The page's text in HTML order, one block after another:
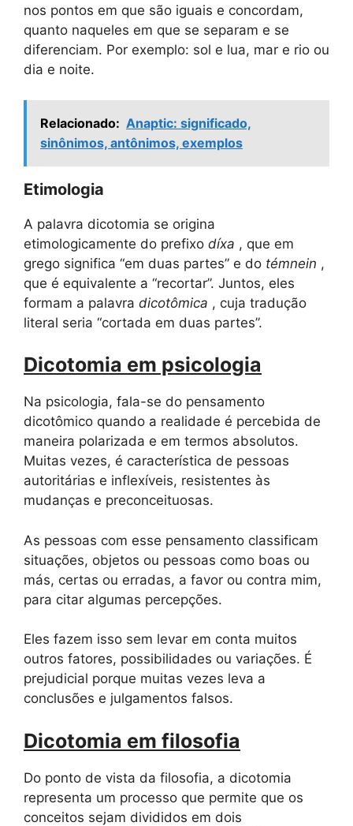
nos pontos em que são iguais e concordam,
quanto naqueles em que se separam e se
diferenciam. Por exemplo: sol e lua, mar e rio ou
dia e noite.
Relacionado: Anaptic: significado,
sinônimos, antônimos, exemplos
Etimologia
A palavra dicotomia se origina
etimologicamente do prefixo díxa , que em
grego significa “em duas partes” e do témnein ,
que é equivalente a “recortar”. Juntos, eles
formam a palavra dicotômica , cuja tradução
literal seria “cortada em duas partes”.
Dicotomia em psicologia
Na psicologia, fala-se do pensamento
dicotômico quando a realidade é percebida de
maneira polarizada e em termos absolutos.
Muitas vezes, é característica de pessoas
autoritárias e inflexíveis, resistentes às
mudanças e preconceituosas.
As pessoas com esse pensamento classificam
situações, objetos ou pessoas como boas ou
más, certas ou erradas, a favor ou contra mim,
para citar algumas percepções.
Eles fazem isso sem levar em conta muitos
outros fatores, possibilidades ou variações. É
prejudicial porque muitas vezes leva a
conclusões e julgamentos falsos.
Dicotomia em filosofia
Do ponto de vista da filosofia, a dicotomia
representa um processo que permite que os
conceitos sejam divididos em dois